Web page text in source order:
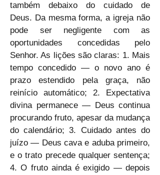
também debaixo do cuidado de
Deus. Da mesma forma, a igreja não
pode ser negligente com as
oportunidades concedidas pelo
Senhor. As lições são claras: 1. Mais
tempo concedido — o novo ano é
prazo estendido pela graça, não
reinício automático; 2. Expectativa
divina permanece — Deus continua
procurando fruto, apesar da mudança
do calendário; 3. Cuidado antes do
juízo — Deus cava e aduba primeiro,
e o trato precede qualquer sentença;
4. O fruto ainda é exigido — depois